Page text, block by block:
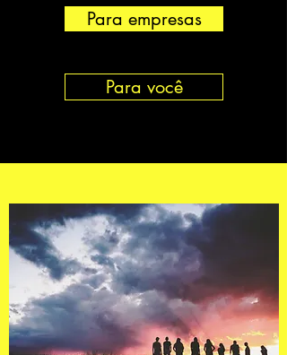
Para empresas
Para você